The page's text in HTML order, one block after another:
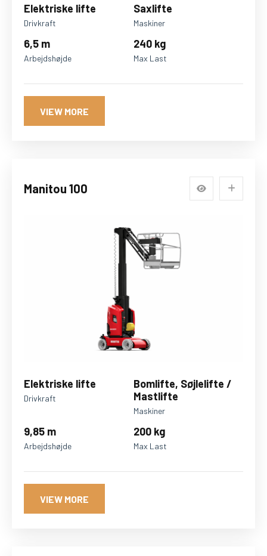
Elektriske lifte
Drivkraft
Saxlifte
Maskiner
6,5 m
Arbejdshøjde
240 kg
Max Last
VIEW MORE
Manitou 100
Elektriske lifte
Drivkraft
Bomlifte, Søjlelifte /
Mastlifte
Maskiner
9,85 m
Arbejdshøjde
200 kg
Max Last
VIEW MORE